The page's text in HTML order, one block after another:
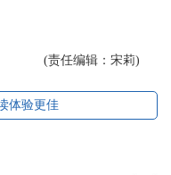
(责任编辑：宋莉)
体验更佳